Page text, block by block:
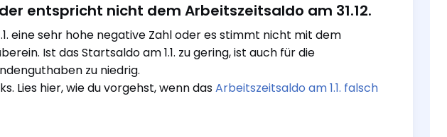
entspricht nicht dem Arbeitszeitsaldo am 31.12.
eine sehr hohe negative Zahl oder es stimmt nicht mit dem
Ist das Startsaldo am 1.1. zu gering, ist auch für die
zu niedrig.
Lies hier, wie du vorgehst, wenn dasArbeitszeitsaldo am 1.1. falsch